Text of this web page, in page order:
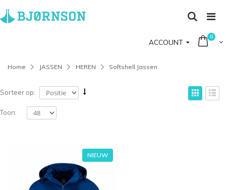
ACCOUNT
0
Home JASSEN HEREN Softshell Jassen
Sorteer op:
Toon:
NIEUW